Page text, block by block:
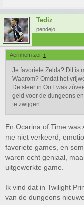
Tediz
pendejo
Aernhem zei: ↑
Je favoriete Zelda? Dit is
Waarom? Omdat het
De sfeer in OoT was
geld voor de dungeons
te zwijgen.
En Ocarina of Time
me niet verkeerd,
favoriete games, en
waren echt geniaal,
uitgewerkte game.
Ik vind dat in Twilight
van de dungeons